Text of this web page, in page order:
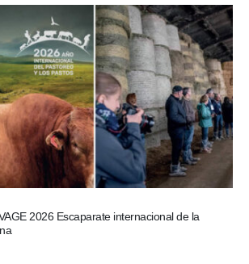
2026 Escaparate internacional de la